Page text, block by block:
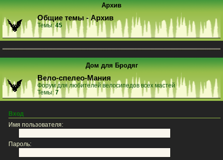
Архив
Общие темы - Архив
Темы:45
Дом для Бродяг
Вело-спелео-Мания
Форум для любителей велосипедов всех мастей
Темы:7
Вход
Имя пользователя:
Пароль: